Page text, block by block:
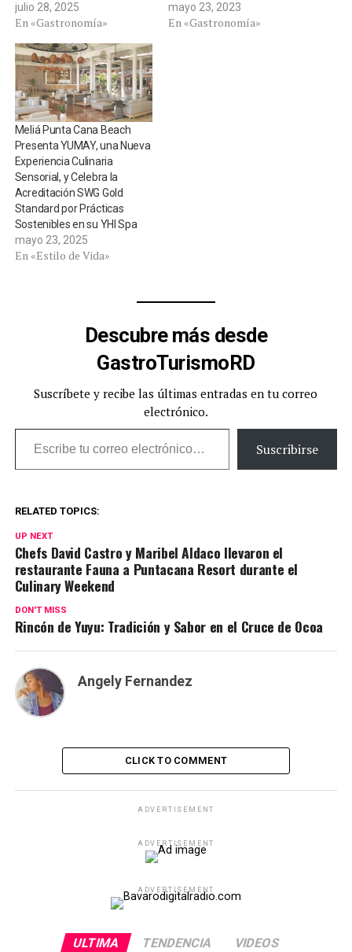
julio 28, 2025
En «Gastronomía»
mayo 23, 2023
En «Gastronomía»
Meliá Punta Cana Beach
Presenta YUMAY, una Nueva
Experiencia Culinaria
Sensorial, y Celebra la
Acreditación SWG Gold
Standard por Prácticas
Sostenibles en su YHI Spa
mayo 23, 2025
En «Estilo de Vida»
Descubre más desde
GastroTurismoRD
Suscríbete y recibe las últimas entradas en tu correo
electrónico.
Escribe tu correo electrónico…
Suscribirse
RELATED TOPICS:
UP NEXT
Chefs David Castro y Maribel Aldaco llevaron el
restaurante Fauna a Puntacana Resort durante el
Culinary Weekend
DON'T MISS
Rincón de Yuyu: Tradición y Sabor en el Cruce de Ocoa
Angely Fernandez
CLICK TO COMMENT
ADVERTISEMENT
ADVERTISEMENT
ADVERTISEMENT
ULTIMA TENDENCIA VIDEOS